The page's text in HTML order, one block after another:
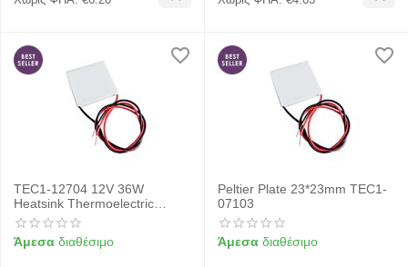
TEC1-12704 12V 36W
Heatsink Thermoelectric
Cooler Cooling Peltier Plate
Module
Άμεσα διαθέσιμο
Peltier Plate 23*23mm TEC1-
07103
Άμεσα διαθέσιμο